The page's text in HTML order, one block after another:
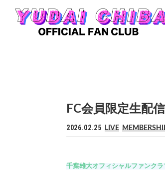
FC会員限定生配
2026.02.25 LIVE
千葉雄大オフィシャルファンク